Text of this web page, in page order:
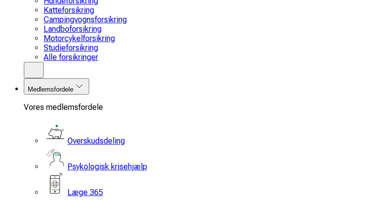
Katteforsikring
Campingvognsforsikring
Landboforsikring
Motorcykelforsikring
Studieforsikring
Alle forsikringer
Medlemsfordele
Vores medlemsfordele
Overskudsdeling
Psykologisk krisehjælp
Læge 365